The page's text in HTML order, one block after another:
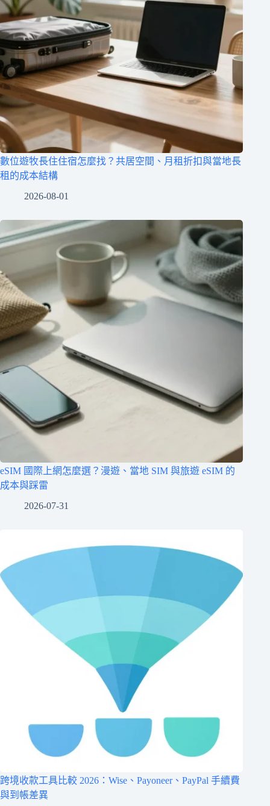
數位遊牧長住住宿怎麼找？共居空間、月租折扣與當地長
租的成本結構
2026-08-01
eSIM 國際上網怎麼選？漫遊、當地 SIM 與旅遊 eSIM 的
成本與踩雷
2026-07-31
跨境收款工具比較 2026：Wise、Payoneer、PayPal 手續費
與到帳差異